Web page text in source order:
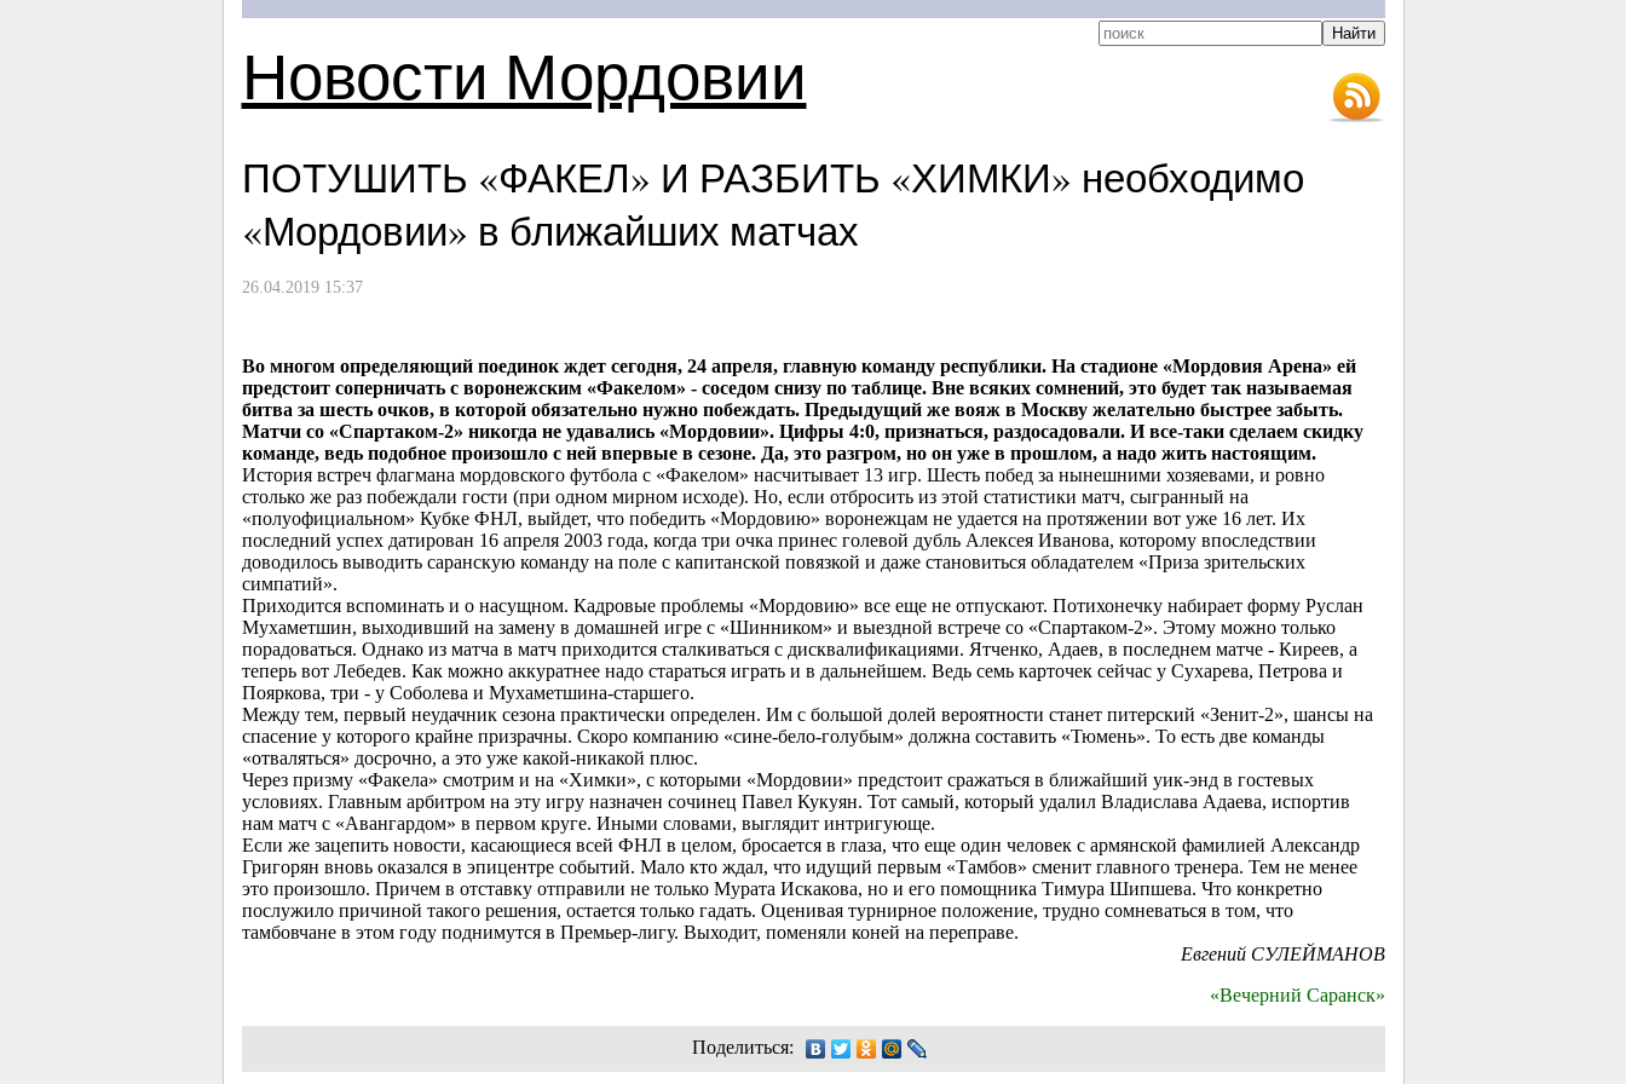
Новости Мордовии
ПОТУШИТЬ «ФАКЕЛ» И РАЗБИТЬ «ХИМКИ» необходимо
«Мордовии» в ближайших матчах
26.04.2019 15:37
Во многом определяющий поединок ждет сегодня, 24 апреля, главную команду республики. На стадионе «Мордовия Арена» ей
предстоит соперничать с воронежским «Факелом» - соседом снизу по таблице. Вне всяких сомнений, это будет так называемая
битва за шесть очков, в которой обязательно нужно побеждать. Предыдущий же вояж в Москву желательно быстрее забыть.
Матчи со «Спартаком-2» никогда не удавались «Мордовии». Цифры 4:0, признаться, раздосадовали. И все-таки сделаем скидку
команде, ведь подобное произошло с ней впервые в сезоне. Да, это разгром, но он уже в прошлом, а надо жить настоящим.
История встреч флагмана мордовского футбола с «Факелом» насчитывает 13 игр. Шесть побед за нынешними хозяевами, и ровно
столько же раз побеждали гости (при одном мирном исходе). Но, если отбросить из этой статистики матч, сыгранный на
«полуофициальном» Кубке ФНЛ, выйдет, что победить «Мордовию» воронежцам не удается на протяжении вот уже 16 лет. Их
последний успех датирован 16 апреля 2003 года, когда три очка принес голевой дубль Алексея Иванова, которому впоследствии
доводилось выводить саранскую команду на поле с капитанской повязкой и даже становиться обладателем «Приза зрительских
симпатий».
Приходится вспоминать и о насущном. Кадровые проблемы «Мордовию» все еще не отпускают. Потихонечку набирает форму Руслан
Мухаметшин, выходивший на замену в домашней игре с «Шинником» и выездной встрече со «Спартаком-2». Этому можно только
порадоваться. Однако из матча в матч приходится сталкиваться с дисквалификациями. Ятченко, Адаев, в последнем матче - Киреев, а
теперь вот Лебедев. Как можно аккуратнее надо стараться играть и в дальнейшем. Ведь семь карточек сейчас у Сухарева, Петрова и
Пояркова, три - у Соболева и Мухаметшина-старшего.
Между тем, первый неудачник сезона практически определен. Им с большой долей вероятности станет питерский «Зенит-2», шансы на
спасение у которого крайне призрачны. Скоро компанию «сине-бело-голубым» должна составить «Тюмень». То есть две команды
«отваляться» досрочно, а это уже какой-никакой плюс.
Через призму «Факела» смотрим и на «Химки», с которыми «Мордовии» предстоит сражаться в ближайший уик-энд в гостевых
условиях. Главным арбитром на эту игру назначен сочинец Павел Кукуян. Тот самый, который удалил Владислава Адаева, испортив
нам матч с «Авангардом» в первом круге. Иными словами, выглядит интригующе.
Если же зацепить новости, касающиеся всей ФНЛ в целом, бросается в глаза, что еще один человек с армянской фамилией Александр
Григорян вновь оказался в эпицентре событий. Мало кто ждал, что идущий первым «Тамбов» сменит главного тренера. Тем не менее
это произошло. Причем в отставку отправили не только Мурата Искакова, но и его помощника Тимура Шипшева. Что конкретно
послужило причиной такого решения, остается только гадать. Оценивая турнирное положение, трудно сомневаться в том, что
тамбовчане в этом году поднимутся в Премьер-лигу. Выходит, поменяли коней на переправе.
Евгений СУЛЕЙМАНОВ
«Вечерний Саранск»
Поделиться: